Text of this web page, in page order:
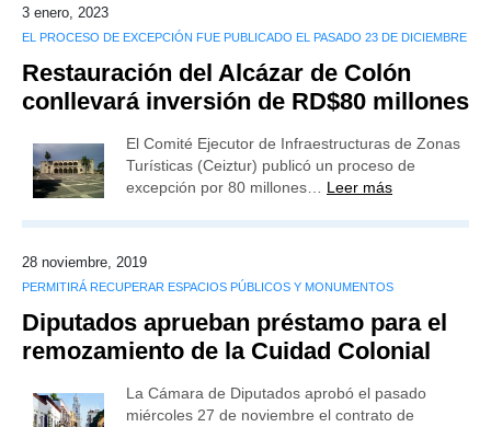
3 enero, 2023
EL PROCESO DE EXCEPCIÓN FUE PUBLICADO EL PASADO 23 DE DICIEMBRE
Restauración del Alcázar de Colón
conllevará inversión de RD$80 millones
El Comité Ejecutor de Infraestructuras de Zonas
Turísticas (Ceiztur) publicó un proceso de
excepción por 80 millones… Leer más
28 noviembre, 2019
PERMITIRÁ RECUPERAR ESPACIOS PÚBLICOS Y MONUMENTOS
Diputados aprueban préstamo para el
remozamiento de la Cuidad Colonial
La Cámara de Diputados aprobó el pasado
miércoles 27 de noviembre el contrato de